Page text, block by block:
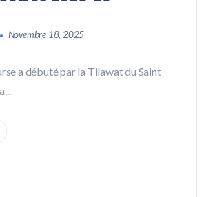
Novembre 18, 2025
a débuté par la Tilawat du Saint